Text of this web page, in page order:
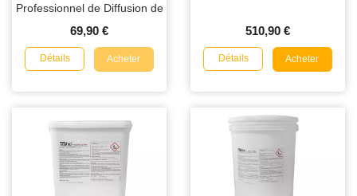
Professionnel de Diffusion de
69,90 €
Détails Acheter
510,90 €
Détails Acheter